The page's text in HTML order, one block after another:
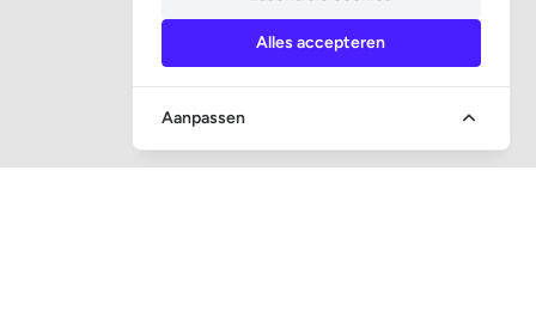
Alles accepteren
Aanpassen